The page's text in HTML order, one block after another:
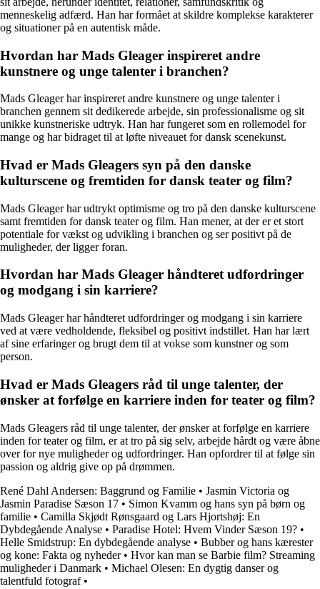
menneskelig adfærd. Han har formået at skildre komplekse karakterer
og situationer på en autentisk måde.
Hvordan har Mads Gleager inspireret andre
kunstnere og unge talenter i branchen?
Mads Gleager har inspireret andre kunstnere og unge talenter i
branchen gennem sit dedikerede arbejde, sin professionalisme og sit
unikke kunstneriske udtryk. Han har fungeret som en rollemodel for
mange og har bidraget til at løfte niveauet for dansk scenekunst.
Hvad er Mads Gleagers syn på den danske
kulturscene og fremtiden for dansk teater og film?
Mads Gleager har udtrykt optimisme og tro på den danske kulturscene
samt fremtiden for dansk teater og film. Han mener, at der er et stort
potentiale for vækst og udvikling i branchen og ser positivt på de
muligheder, der ligger foran.
Hvordan har Mads Gleager håndteret udfordringer
og modgang i sin karriere?
Mads Gleager har håndteret udfordringer og modgang i sin karriere
ved at være vedholdende, fleksibel og positivt indstillet. Han har lært
af sine erfaringer og brugt dem til at vokse som kunstner og som
person.
Hvad er Mads Gleagers råd til unge talenter, der
ønsker at forfølge en karriere inden for teater og film?
Mads Gleagers råd til unge talenter, der ønsker at forfølge en karriere
inden for teater og film, er at tro på sig selv, arbejde hårdt og være åbne
over for nye muligheder og udfordringer. Han opfordrer til at følge sin
passion og aldrig give op på drømmen.
René Dahl Andersen: Baggrund og Familie • Jasmin Victoria og
Jasmin Paradise Sæson 17 • Simon Kvamm og hans syn på børn og
familie • Camilla Skjødt Rønsgaard og Lars Hjortshøj: En
Dybdegående Analyse • Paradise Hotel: Hvem Vinder Sæson 19? •
Helle Smidstrup: En dybdegående analyse • Bubber og hans kærester
og kone: Fakta og nyheder• Hvor kan man se Barbie film? Streaming
muligheder i Danmark • Michael Olesen: En dygtig danser og
talentfuld fotograf•